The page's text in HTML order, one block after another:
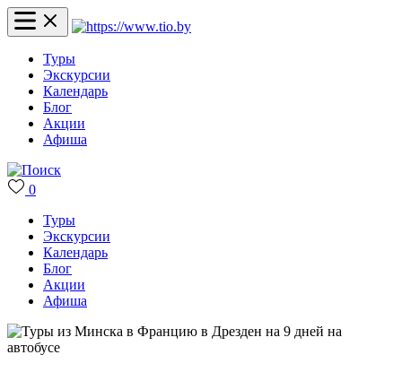
Туры
Экскурсии
Календарь
Блог
Акции
Афиша
0
Туры
Экскурсии
Календарь
Блог
Акции
Афиша